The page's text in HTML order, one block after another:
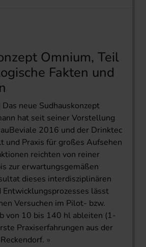
Omnium, Teil
Fakten und
neue Sudhauskonzept
hat seit seiner Vorstellung
2016 und der Drinktec
und Praxis für großes Aufsehen
reichten von reiner
zur erwartungsgemäßen
dieses interdisziplinären
Entwicklungsprozesses lässt
Versuchen im Pilot- bzw.
von 10 bis 140 hl ableiten (1-
Praxiserfahrungen aus der